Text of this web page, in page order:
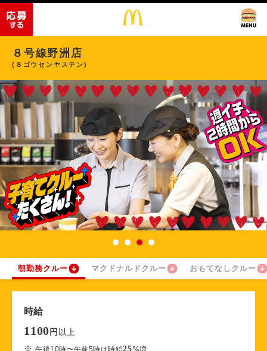
８号線野洲店
(８ゴウセンヤステン)
朝勤務クルー マクドナルドクルー おもてなしクルー
時給
1100 円 以上
※午後10時〜午前5時は時給25%増